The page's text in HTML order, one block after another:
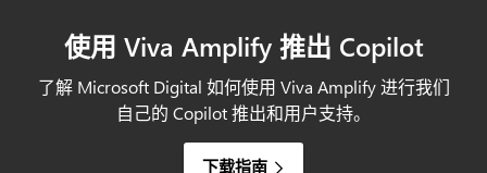
使用 Viva Amplify 推出 Copilot
了解 Microsoft Digital 如何使用 Viva Amplify 进行我们
自己的 Copilot 推出和用户支持。
下载指南